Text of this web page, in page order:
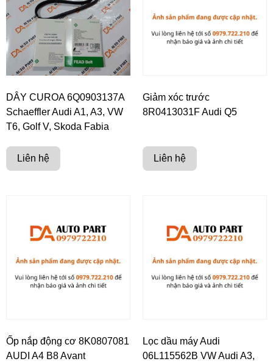
DÂY CUROA 6Q0903137A
Schaeffler Audi A1, A3, VW
T6, Golf V, Skoda Fabia
Liên hệ
Giảm xóc trước
8R0413031F Audi Q5
Liên hệ
Ốp nắp động cơ 8K0807081
AUDI A4 B8 Avant
Lọc dầu máy Audi
06L115562B VW Audi A3,